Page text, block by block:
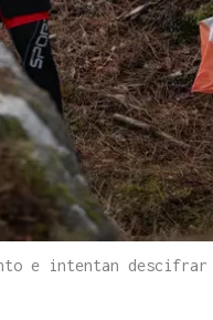
e intentan